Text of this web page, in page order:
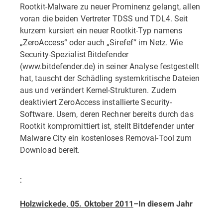
Rootkit-Malware zu neuer Prominenz gelangt, allen
voran die beiden Vertreter TDSS und TDL4. Seit
kurzem kursiert ein neuer Rootkit-Typ namens
„ZeroAccess“ oder auch „Sirefef“ im Netz. Wie
Security-Spezialist Bitdefender
(www.bitdefender.de) in seiner Analyse festgestellt
hat, tauscht der Schädling systemkritische Dateien
aus und verändert Kernel-Strukturen. Zudem
deaktiviert ZeroAccess installierte Security-
Software. Usern, deren Rechner bereits durch das
Rootkit kompromittiert ist, stellt Bitdefender unter
Malware City ein kostenloses Removal-Tool zum
Download bereit.
:
Holzwickede, 05. Oktober 2011–In diesem Jahr